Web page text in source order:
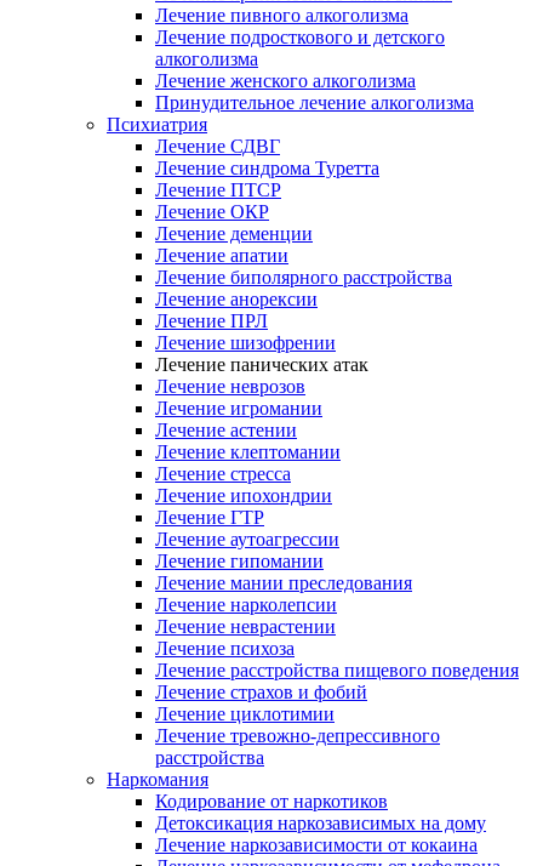
Лечение пивного алкоголизма
Лечение подросткового и детского
алкоголизма
Лечение женского алкоголизма
Принудительное лечение алкоголизма
Психиатрия
Лечение СДВГ
Лечение синдрома Туретта
Лечение ПТСР
Лечение ОКР
Лечение деменции
Лечение апатии
Лечение биполярного расстройства
Лечение анорексии
Лечение ПРЛ
Лечение шизофрении
Лечение панических атак
Лечение неврозов
Лечение игромании
Лечение астении
Лечение клептомании
Лечение стресса
Лечение ипохондрии
Лечение ГТР
Лечение аутоагрессии
Лечение гипомании
Лечение мании преследования
Лечение нарколепсии
Лечение неврастении
Лечение психоза
Лечение расстройства пищевого поведения
Лечение страхов и фобий
Лечение циклотимии
Лечение тревожно-депрессивного
расстройства
Наркомания
Кодирование от наркотиков
Детоксикация наркозависимых на дому
Лечение наркозависимости от кокаина